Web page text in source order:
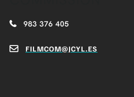
983 376 405
FILMCOM@JCYL.ES